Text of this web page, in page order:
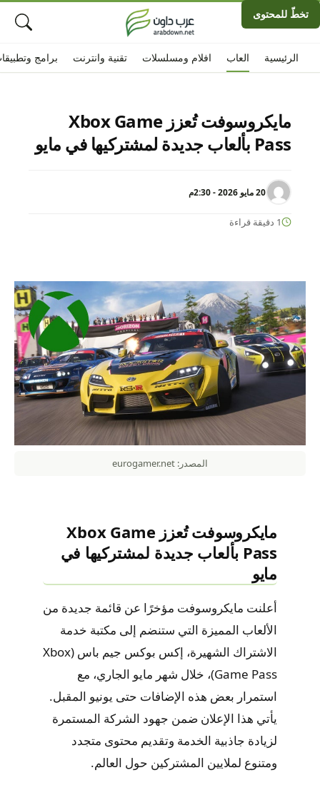
تخطّ للمحتوى
الرئيسية افلام ومسلسلات تقنية وانترنت العاب برامج
مايكروسوفت تُعزز Xbox Game
Pass بألعاب جديدة لمشتركيها في مايو
20 مايو 2026 - 2:30م
1 دقيقة قراءة
المصدر: eurogamer.net
مايكروسوفت تُعزز Xbox Game
Pass بألعاب جديدة لمشتركيها في
مايو
أعلنت مايكروسوفت مؤخرًا عن قائمة جديدة من
الألعاب المميزة التي ستنضم إلى مكتبة خدمة
الاشتراك الشهيرة، إكس بوكس جيم باس (Xbox
Game Pass)، خلال شهر مايو الجاري، مع
استمرار بعض هذه الإضافات حتى يونيو المقبل.
يأتي هذا الإعلان ضمن جهود الشركة المستمرة
لزيادة جاذبية الخدمة وتقديم محتوى متجدد
ومتنوع لملايين المشتركين حول العالم.